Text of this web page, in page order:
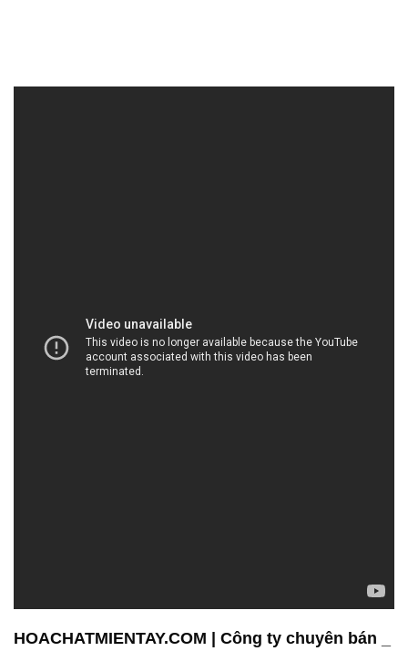
công nghiệp dầu khí, hóa dầu, chế biến thực phẩm,
sản xuất điện tử, và nhiều lĩnh vực khác. Sản phẩm